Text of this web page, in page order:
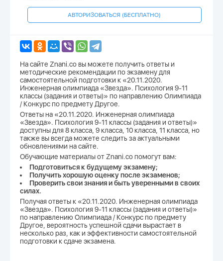
АВТОРИЗОВАТЬСЯ (БЕСПЛАТНО)
На сайте Znani.co вы можете получить ответы и
методические рекомендации по экзамену для
самостоятельной подготовки к «20.11.2020.
Инженерная олимпиада «Звезда». Психология 9-11
классы (задания и ответы)» по направлению Олимпиада
/ Конкурс по предмету Другое.
Ответы на «20.11.2020. Инженерная олимпиада
«Звезда». Психология 9-11 классы (задания и ответы)»
доступны для 8 класса, 9 класса, 10 класса, 11 класса, но
также вы всегда можете следить за актуальными
обновлениями на сайте.
Обучающие материалы от Znani.co помогут вам:
Подготовиться к будущему экзамену;
Получить хорошую оценку после экзаменов;
Проверить свои знания и быть уверенными в своих
силах.
Получая ответы к «20.11.2020. Инженерная олимпиада
«Звезда». Психология 9-11 классы (задания и ответы)»
по направлению Олимпиада / Конкурс по предмету
Другое, вероятность успешной сдачи вырастает в
несколько раз, как и эффективности самостоятельной
подготовки к сдаче экзамена.